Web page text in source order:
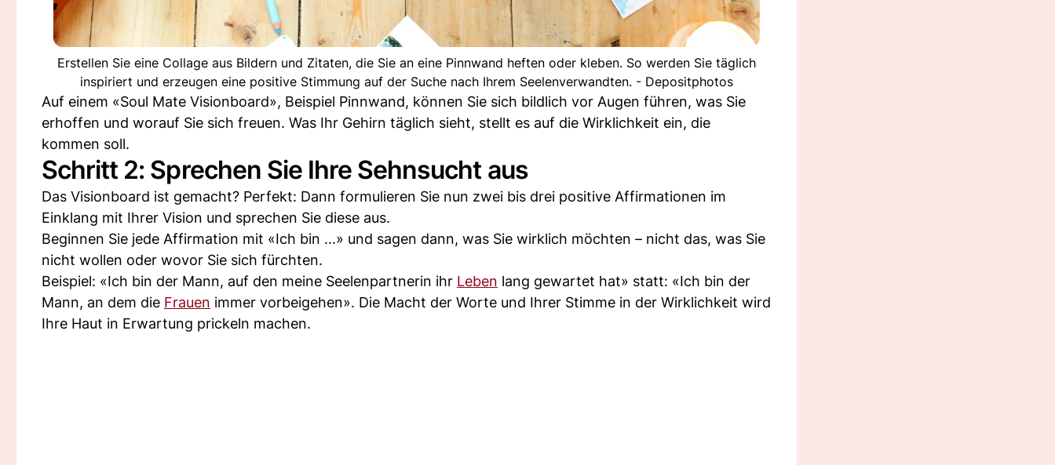
Erstellen Sie eine Collage aus Bildern und Zitaten, die Sie an eine Pinnwand heften oder kleben. So werden Sie täglich
inspiriert und erzeugen eine positive Stimmung auf der Suche nach Ihrem Seelenverwandten. - Depositphotos
Auf einem «Soul Mate Visionboard», Beispiel Pinnwand, können Sie sich bildlich vor Augen führen, was Sie
erhoffen und worauf Sie sich freuen. Was Ihr Gehirn täglich sieht, stellt es auf die Wirklichkeit ein, die
kommen soll.
Schritt 2: Sprechen Sie Ihre Sehnsucht aus
Das Visionboard ist gemacht? Perfekt: Dann formulieren Sie nun zwei bis drei positive Affirmationen im
Einklang mit Ihrer Vision und sprechen Sie diese aus.
Beginnen Sie jede Affirmation mit «Ich bin ...» und sagen dann, was Sie wirklich möchten – nicht das, was Sie
nicht wollen oder wovor Sie sich fürchten.
Beispiel: «Ich bin der Mann, auf den meine Seelenpartnerin ihr Leben lang gewartet hat» statt: «Ich bin der
Mann, an dem die Frauen immer vorbeigehen». Die Macht der Worte und Ihrer Stimme in der Wirklichkeit wird
Ihre Haut in Erwartung prickeln machen.